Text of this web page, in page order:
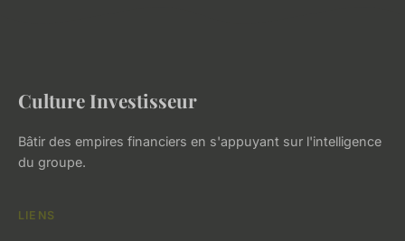
Culture Investisseur
Bâtir des empires financiers en s'appuyant sur l'intelligence
du groupe.
LIENS